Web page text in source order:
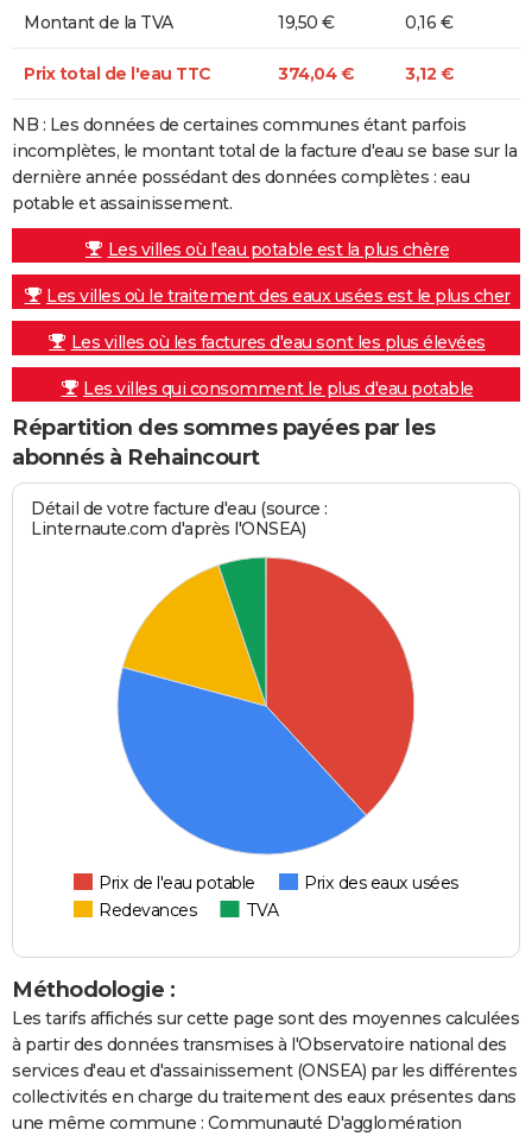
Montant de la TVA 19,50 € 0,16 €
Prix total de l'eau TTC 374,04 € 3,12 €
NB : Les données de certaines communes étant parfois
incomplètes, le montant total de la facture d'eau se base sur la
dernière année possédant des données complètes : eau
potable et assainissement.
Les villes où l'eau potable est la plus chère
Les villes où le traitement des eaux usées est le plus cher
Les villes où les factures d'eau sont les plus élevées
Les villes qui consomment le plus d'eau potable
Répartition des sommes payées par les
abonnés à Rehaincourt
Détail de votre facture d'eau (source :
Linternaute.com d'après l'ONSEA)
Prix de l'eau potable
Prix des eaux usées
Redevances
TVA
Méthodologie :
Les tarifs affichés sur cette page sont des moyennes calculées
à partir des données transmises à l'Observatoire national des
services d'eau et d'assainissement (ONSEA) par les différentes
collectivités en charge du traitement des eaux présentes dans
une même commune : Communauté D'agglomération